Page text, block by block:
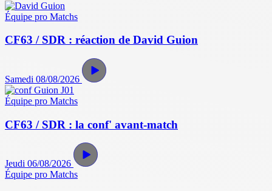
Équipe pro Matchs
CF63 / SDR : réaction de David Guion
Samedi 08/08/2026
Équipe pro Matchs
CF63 / SDR : la conf' avant-match
Jeudi 06/08/2026
Équipe pro Matchs